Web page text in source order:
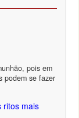
pois em
podem se fazer
ritos mais